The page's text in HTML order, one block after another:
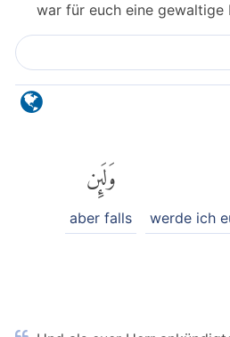
war für euch eine gewaltige
werde ich
وَلَئِن
aber falls